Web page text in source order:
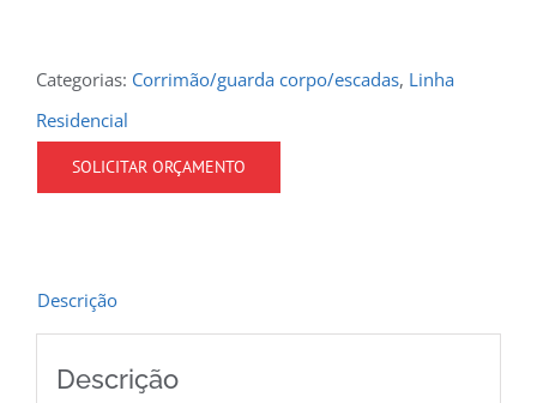
Categorias: Corrimão/guarda corpo/escadas, Linha
Residencial
SOLICITAR ORÇAMENTO
Descrição
Descrição